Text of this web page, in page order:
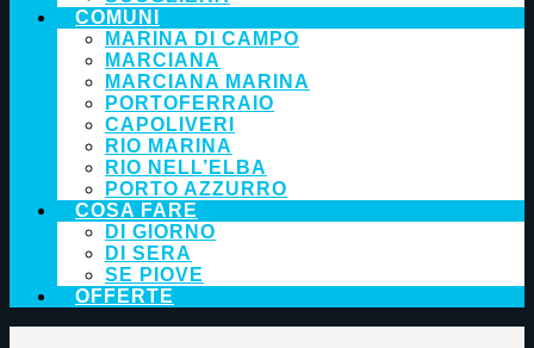
COMUNI
MARINA DI CAMPO
MARCIANA
MARCIANA MARINA
PORTOFERRAIO
CAPOLIVERI
RIO MARINA
RIO NELL’ELBA
PORTO AZZURRO
COSA FARE
DI GIORNO
DI SERA
SE PIOVE
OFFERTE